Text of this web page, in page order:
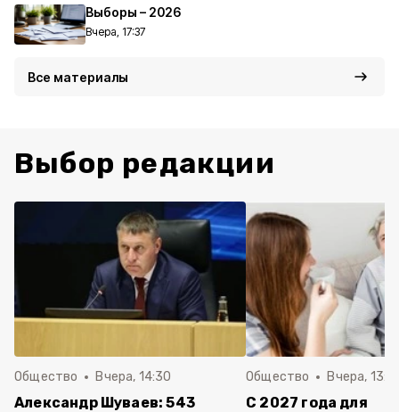
Выборы – 2026
Вчера, 17:37
Все материалы
Выбор редакции
Общество Вчера, 14:30
Александр Шуваев: 543
Общество Вчера,
С 2027 года для